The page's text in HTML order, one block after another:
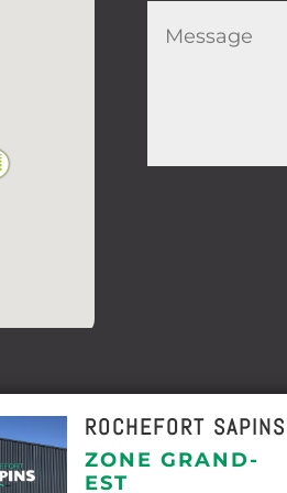
ROCHEFORT SAPINS
ZONE GRAND-
EST